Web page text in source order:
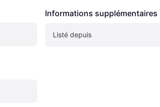
Informations supplémentaires
Listé depuis